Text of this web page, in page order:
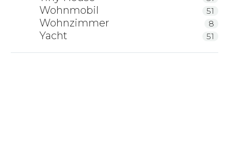
Wohnmobil 51
Wohnzimmer 8
Yacht 51